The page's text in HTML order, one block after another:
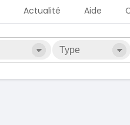
Actualité Aide